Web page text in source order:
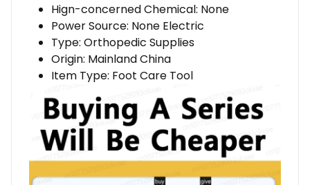
baldness,
thick
hair
Hign-concerned Chemical: None
Power Source: None Electric
Type: Orthopedic Supplies
Origin: Mainland China
Item Type: Foot Care Tool